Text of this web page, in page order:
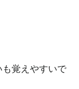
覚えやすいで